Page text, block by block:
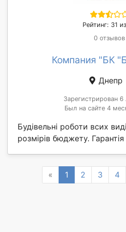
Рейтинг: 31
0 отзывов
Компания "БК
Днепр
Зарегистрирован 6
Был на сайте 4
Будівельні роботи всих
розмірів бюджету. Гарантія
« Previous
1 2 3 4